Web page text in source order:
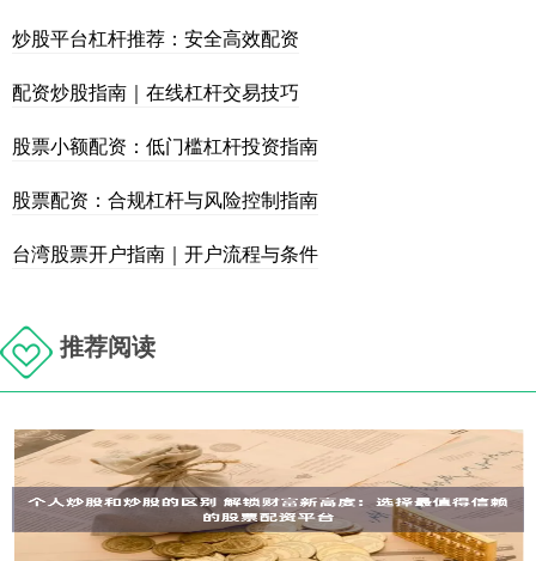
炒股平台杠杆推荐：安全高效配资
配资炒股指南｜在线杠杆交易技巧
股票小额配资：低门槛杠杆投资指南
股票配资：合规杠杆与风险控制指南
台湾股票开户指南｜开户流程与条件
推荐阅读